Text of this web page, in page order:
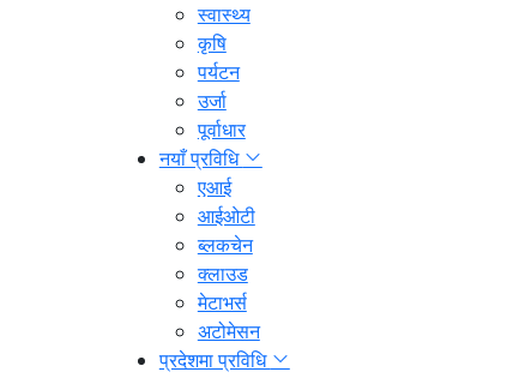
स्वास्थ्य
कृषि
पर्यटन
उर्जा
पूर्वाधार
नयाँ प्रविधि
एआई
आईओटी
ब्लकचेन
क्लाउड
मेटाभर्स
अटोमेसन
प्रदेशमा प्रविधि